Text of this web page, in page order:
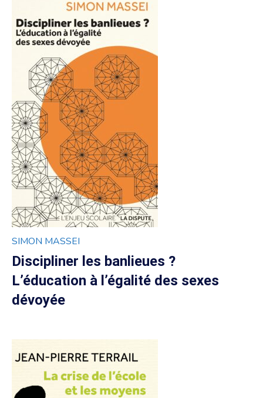
SIMON MASSEI
Discipliner les banlieues ?
L’éducation à l’égalité des sexes
dévoyée